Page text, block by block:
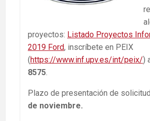
proyectos: Listado Proyectos
2019 Ford, inscríbete en PEIX
(https://www.inf.upv.es/int/peix/)
8575.
Plazo de presentación de
de noviembre.